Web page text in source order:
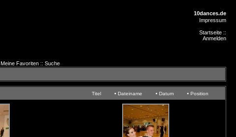
10dances.de
Impressum
Startseite ::
Anmelden
Meine Favoriten :: Suche
Titel • Dateiname • Datum • Position